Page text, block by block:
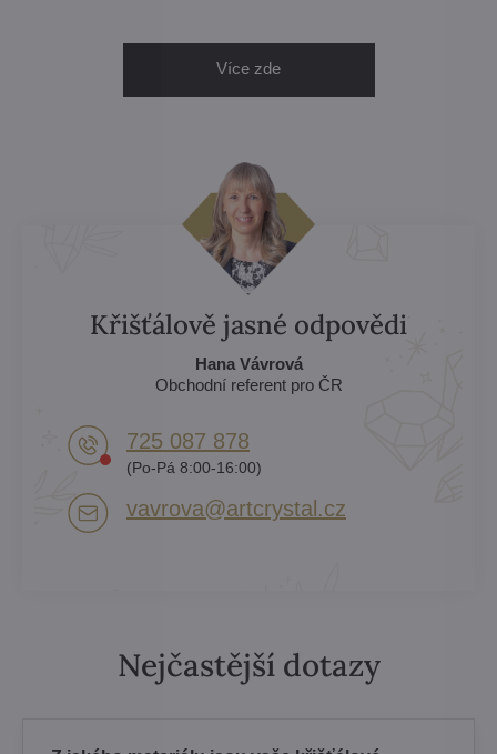
Více zde
Křišťálově jasné odpovědi
Hana Vávrová
Obchodní referent pro ČR
725 087 878​
(Po-Pá 8:00-16:00)
vavrova​@artcrystal​.cz
Nejčastější dotazy